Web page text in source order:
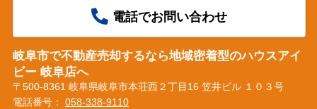
電話でお問い合わせ
岐阜市で不動産売却するなら地域密着型のハウスアイ
ビー 岐阜店へ
〒500-8361 岐阜県岐阜市本荘西２丁目16 笠井ビル １０３号
電話番号： 058-338-9110